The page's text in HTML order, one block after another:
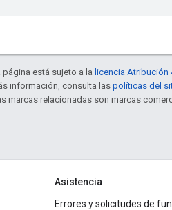
está sujeto a la licencia Atribución
información, consulta laspolíticas del
marcas relacionadas son marcas
Asistencia
Errores y solicitudes de